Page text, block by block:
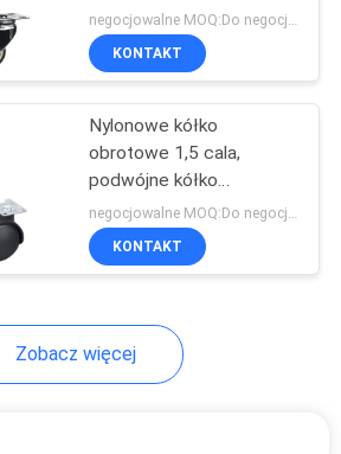
kółka
poliuretanowe
uchwytem
pierścieniowym
negocjowalne MOQ:Do negocjacji
KONTAKT
Nylonowe kółko
obrotowe 1,5 cala,
podwójne kółko
obrotowe o pojemności
40 funtów
negocjowalne MOQ:Do negocjacji
KONTAKT
Zobacz więcej